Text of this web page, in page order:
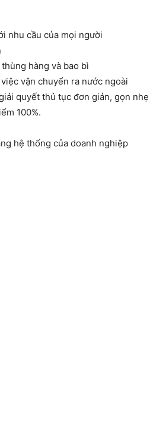
nhu cầu của mọi người
hàng và bao bì
vận chuyển ra nước ngoài
quyết thủ tục đơn giản, gọn nhẹ
100%.
hệ thống của doanh nghiệp